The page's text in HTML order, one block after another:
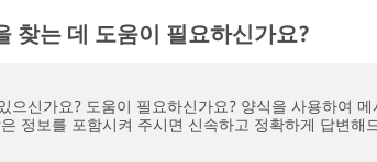
찾는 데 도움이 필요하신가요?
으신가요? 도움이 필요하신가요? 양식을 사용하여 메
정보를 포함시켜 주시면 신속하고 정확하게 답변해